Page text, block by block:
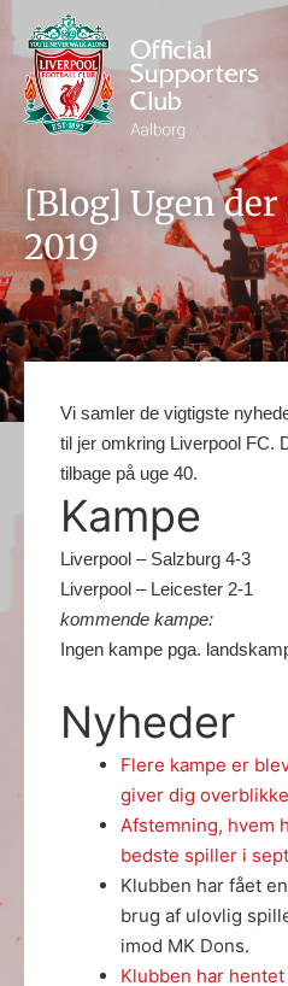
[Blog] Ugen
2019
Vi samler de vigtigste
til jer omkring Liverpool FC.
tilbage på uge 40.
Kampe
Liverpool – Salzburg 4-3
Liverpool – Leicester 2-1
kommende kampe:
Ingen kampe pga.
Nyheder
Flere kampe er
giver dig
Afstemning, hvem
bedste spiller i
Klubben har fået en
brug af ulovlig
imod MK Dons.
Klubben har